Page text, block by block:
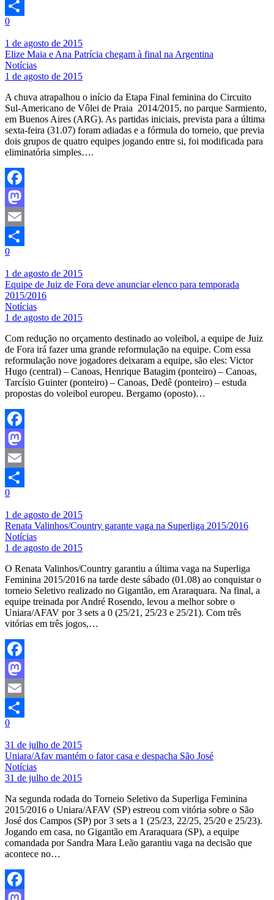
Email
Share
0
1 de agosto de 2015
Elize Maia e Ana Patrícia chegam à final na Argentina
Notícias
1 de agosto de 2015
A chuva atrapalhou o início da Etapa Final feminina do Circuito
Sul-Americano de Vôlei de Praia 2014/2015, no parque Sarmiento,
em Buenos Aires (ARG). As partidas iniciais, prevista para a última
sexta-feira (31.07) foram adiadas e a fórmula do torneio, que previa
dois grupos de quatro equipes jogando entre si, foi modificada para
eliminatória simples….
Facebook
Mastodon
Email
Share
0
1 de agosto de 2015
Equipe de Juiz de Fora deve anunciar elenco para temporada
2015/2016
Notícias
1 de agosto de 2015
Com redução no orçamento destinado ao voleibol, a equipe de Juiz
de Fora irá fazer uma grande reformulação na equipe. Com essa
reformulação nove jogadores deixaram a equipe, são eles: Victor
Hugo (central) – Canoas, Henrique Batagim (ponteiro) – Canoas,
Tarcísio Guinter (ponteiro) – Canoas, Dedê (ponteiro) – estuda
propostas do voleibol europeu. Bergamo (oposto)…
Facebook
Mastodon
Email
Share
0
1 de agosto de 2015
Renata Valinhos/Country garante vaga na Superliga 2015/2016
Notícias
1 de agosto de 2015
O Renata Valinhos/Country garantiu a última vaga na Superliga
Feminina 2015/2016 na tarde deste sábado (01.08) ao conquistar o
torneio Seletivo realizado no Gigantão, em Araraquara. Na final, a
equipe treinada por André Rosendo, levou a melhor sobre o
Uniara/AFAV por 3 sets a 0 (25/21, 25/23 e 25/21). Com três
vitórias em três jogos,…
Facebook
Mastodon
Email
Share
0
31 de julho de 2015
Uniara/Afav mantém o fator casa e despacha São José
Notícias
31 de julho de 2015
Na segunda rodada do Torneio Seletivo da Superliga Feminina
2015/2016 o Uniara/AFAV (SP) estreou com vitória sobre o São
José dos Campos (SP) por 3 sets a 1 (25/23, 22/25, 25/20 e 25/23).
Jogando em casa, no Gigantão em Araraquara (SP), a equipe
comandada por Sandra Mara Leão garantiu vaga na decisão que
acontece no…